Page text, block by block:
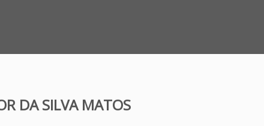
DA SILVA MATOS